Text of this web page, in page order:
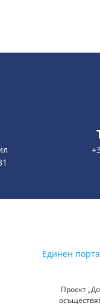
Единен
Проект